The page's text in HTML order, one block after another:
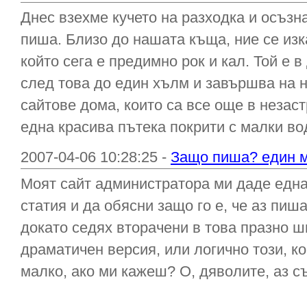
Днес взехме кучето на разходка и
пиша. Близо до нашата къща, ние се
който сега е предимно рок и кал. Той е
след това до един хълм и завършва на
сайтове дома, които са все още в
една красива пътека покрити с малки
2007-04-06 10:28:25 - Защо пиша? един
Моят сайт администратора ми даде
статия и да обясни защо го е, че аз
докато седях вторачени в това празно
драматичен версия, или логично този,
малко, ако ми кажеш? О, дяволите, аз